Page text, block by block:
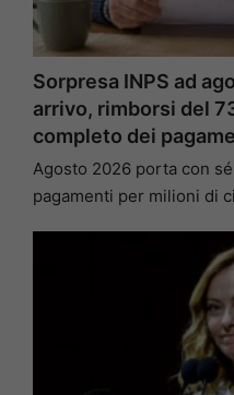
Sorpresa INPS ad
arrivo, rimborsi del
completo dei
Agosto 2026 porta con
pagamenti per milioni di